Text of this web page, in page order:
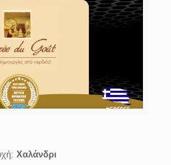
Χαλάνδρι